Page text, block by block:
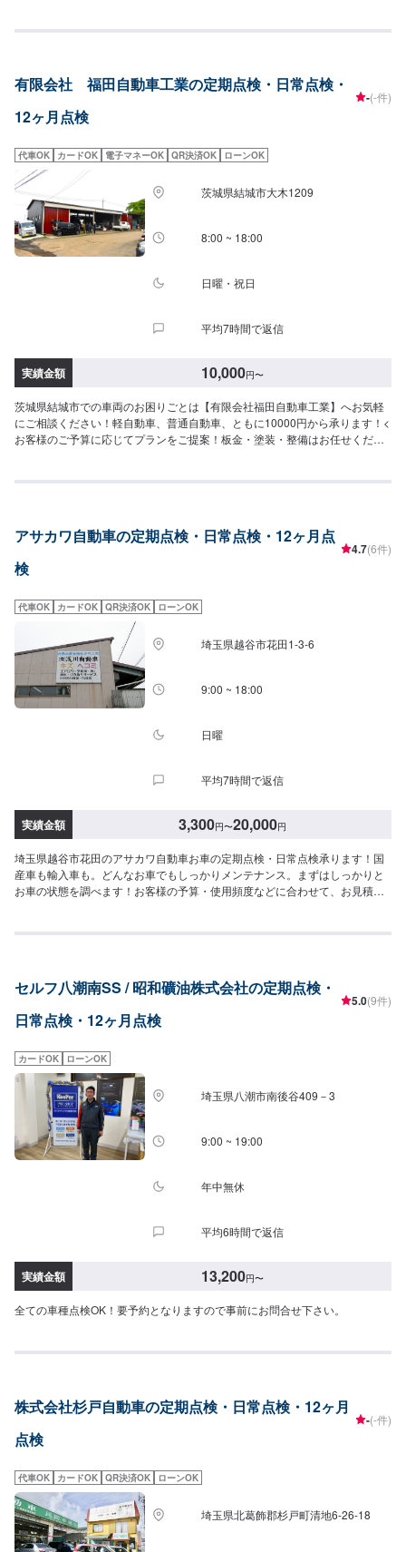
た…★保険を使えべきなのかわからない…などのご相談もお気軽にどうぞ！
ご納得いただければ作業開始【4】仕上がり次第納車-----納期について-----納
期は通常1日～2日程度で納車となります。車種や条件などにより、納期は前
後する場合がございます。予めご了承ください。-----代車について-----無料の
料代はお客様にご負担いただいております。※内容などにより貸し出し出来か
ねる場合もございます。-----ご来店時の注意、受付方法-----入庫の際はお気を
つけてお越しください。駐車スペースは事務所前のお客様駐車スペースに駐
車してください。受付はスタッフへ「メンテモで予約しました」とお伝えく
ださい。ご案内いたします。
有限会社 福田自動車工業の定期点検・日常点検・
12ヶ月点検
-(-件)
代車OK カードOK 電子マネーOK QR決済OK ローンOK
茨城県結城市大木1209
8:00 ~ 18:00
日曜・祝日
平均7時間で返信
実績金額 10,000円〜
茨城県結城市での車両のお困りごとは【有限会社福田自動車工業】へお気軽
にご相談ください！軽自動車、普通自動車、ともに10000円から承ります！<
お客様のご予算に応じてプランをご提案！板金・塗装・整備はお任せくださ
理方法をご提案します。お客様のご要望・ご予算をお聞きし、最適な施工方
【4】仕上がり次第納車-----納期について-----納期は通常1日程度で納車となり
ます。(要相談)納期は前後する場合がございます。予めご了承ください。-----
代車について-----代車をご用意しています。お車の作業中は代車をご利用くだ
注意、受付方法-----入庫の際はお気をつけてお越しください。駐車スペースは
事務所前の空いているスペースに駐車してください。受付はスタッフへ「メ
ンテモで予約しました」とお伝えください。ご案内いたします。【定休日・
営業時間】定休日：日曜、祝日営業時間：8:00~18:00
アサカワ自動車の定期点検・日常点検・12ヶ月点
検
4.7(6件)
代車OK カードOK QR決済OK ローンOK
埼玉県越谷市花田1-3-6
9:00 ~ 18:00
日曜
平均7時間で返信
実績金額 3,300円〜20,000円
埼玉県越谷市花田のアサカワ自動車お車の定期点検・日常点検承ります！国
産車も輸入車も。どんなお車でもしっかりメンテナンス。まずはしっかりと
お車の状態を調べます！お客様の予算・使用頻度などに合わせて、お見積も
換や修理の必要性を細かくご説明してからの作業になりますので、どうぞご
く際に、パーツの詳細とお車の車検証、または車種情報をお送りください。
場合によっては対応できかねることもございますので、あらかじめご了承く
ださい。\代車について/作業中は代車をお出しすることも可能ですので、ご希
\営業時間・定休日/営業時間：8:45～18:00定休日：日曜日
セルフ八潮南SS / 昭和礦油株式会社の定期点検・
日常点検・12ヶ月点検
5.0(9件)
カードOK ローンOK
埼玉県八潮市南後谷409－3
9:00 ~ 19:00
年中無休
平均6時間で返信
実績金額 13,200円〜
全ての車種点検OK！要予約となりますので事前にお問合せ下さい。
株式会社杉戸自動車の定期点検・日常点検・12ヶ月
点検
-(-件)
代車OK カードOK QR決済OK ローンOK
埼玉県北葛飾郡杉戸町清地6-26-18